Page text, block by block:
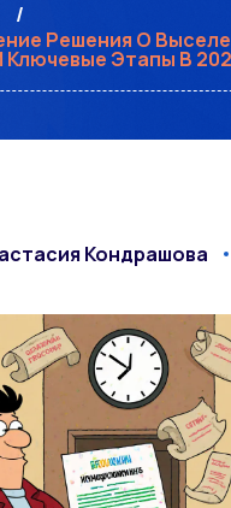
Решения О
Ключевые Этапы В
Кондрашова